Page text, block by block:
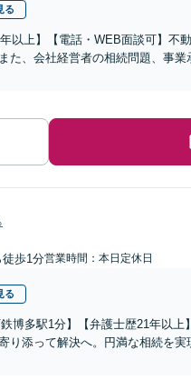
る
以上】【電話・WEB面談可】
た、会社経営者の相続問題、事
徒歩1分営業時間：本日定休日
る
博多駅1分】【弁護士歴21年以
り添って解決へ。円満な相続を